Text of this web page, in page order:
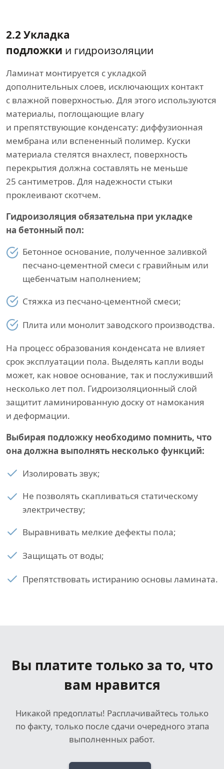
2.2 Укладка
подложки и гидроизоляции
Ламинат монтируется с укладкой
дополнительных слоев, исключающих контакт
с влажной поверхностью. Для этого используются
материалы, поглощающие влагу
и препятствующие конденсату: диффузионная
мембрана или вспененный полимер. Куски
материала стелятся внахлест, поверхность
перекрытия должна составлять не меньше
25 сантиметров. Для надежности стыки
проклеивают скотчем.
Гидроизоляция обязательна при укладке
на бетонный пол:
Бетонное основание, полученное заливкой
песчано-цементной смеси с гравийным или
щебенчатым наполнением;
Стяжка из песчано-цементной смеси;
Плита или монолит заводского производства.
На процесс образования конденсата не влияет
срок эксплуатации пола. Выделять капли воды
может, как новое основание, так и послуживший
несколько лет пол. Гидроизоляционный слой
защитит ламинированную доску от намокания
и деформации.
Выбирая подложку необходимо помнить, что
она должна выполнять несколько функций:
Изолировать звук;
Не позволять скапливаться статическому
электричеству;
Выравнивать мелкие дефекты пола;
Защищать от воды;
Препятствовать истиранию основы ламината.
Вы платите только за то, что
вам нравится
Никакой предоплаты! Расплачивайтесь только
по факту, только после сдачи очередного этапа
выполненных работ.